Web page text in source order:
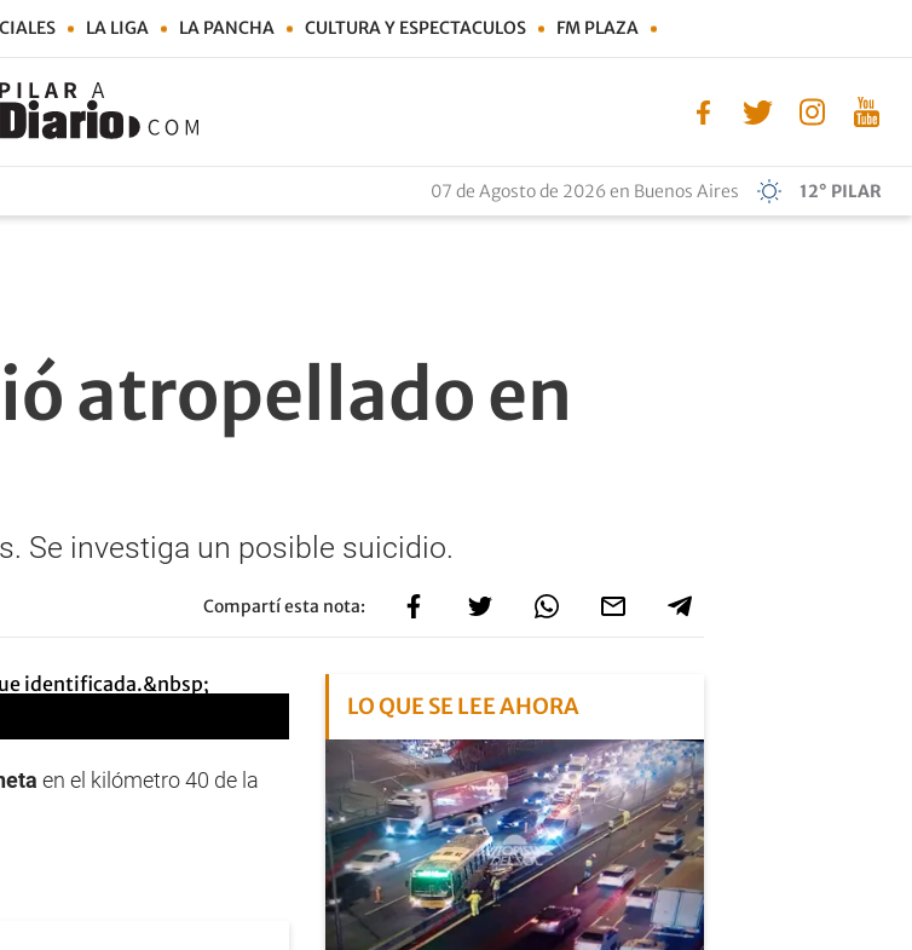
LA LIGA LA PANCHA CULTURA Y ESPECTACULOS FM PLAZA
07 de Agosto de 2026 en Buenos Aires 12° PILAR
atropellado en
Se investiga un posible suicidio.
Compartí esta nota:
en el kilómetro 40 de la
LO QUE SE LEE AHORA